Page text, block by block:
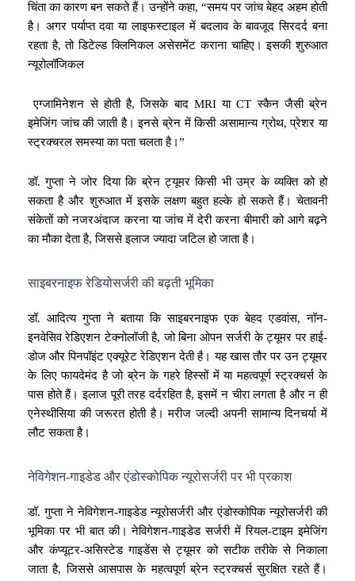
चिंता का कारण बन सकते हैं। उन्होंने कहा, “समय पर जांच बेहद अहम होती
है। अगर पर्याप्त दवा या लाइफस्टाइल में बदलाव के बावजूद सिरदर्द बना
रहता है, तो डिटेल्ड क्लिनिकल असेसमेंट कराना चाहिए। इसकी शुरुआत
न्यूरोलॉजिकल
एग्जामिनेशन से होती है, जिसके बाद MRI या CT स्कैन जैसी ब्रेन
इमेजिंग जांच की जाती है। इनसे ब्रेन में किसी असामान्य ग्रोथ, प्रेशर या
स्ट्रक्चरल समस्या का पता चलता है।”
डॉ. गुप्ता ने जोर दिया कि ब्रेन ट्यूमर किसी भी उम्र के व्यक्ति को हो
सकता है और शुरुआत में इसके लक्षण बहुत हल्के हो सकते हैं। चेतावनी
संकेतों को नजरअंदाज करना या जांच में देरी करना बीमारी को आगे बढ़ने
का मौका देता है, जिससे इलाज ज्यादा जटिल हो जाता है।
साइबरनाइफ रेडियोसर्जरी की बढ़ती भूमिका
डॉ. आदित्य गुप्ता ने बताया कि साइबरनाइफ एक बेहद एडवांस, नॉन-
इनवेसिव रेडिएशन टेक्नोलॉजी है, जो बिना ओपन सर्जरी के ट्यूमर पर हाई-
डोज और पिनपॉइंट एक्यूरेट रेडिएशन देती है। यह खास तौर पर उन ट्यूमर
के लिए फायदेमंद है जो ब्रेन के गहरे हिस्सों में या महत्वपूर्ण स्ट्रक्चर्स के
पास होते हैं। इलाज पूरी तरह दर्दरहित है, इसमें न चीरा लगता है और न ही
एनेस्थीसिया की जरूरत होती है। मरीज जल्दी अपनी सामान्य दिनचर्या में
लौट सकता है।
नेविगेशन-गाइडेड और एंडोस्कोपिक न्यूरोसर्जरी पर भी प्रकाश
डॉ. गुप्ता ने नेविगेशन-गाइडेड न्यूरोसर्जरी और एंडोस्कोपिक न्यूरोसर्जरी की
भूमिका पर भी बात की। नेविगेशन-गाइडेड सर्जरी में रियल-टाइम इमेजिंग
और कंप्यूटर-असिस्टेड गाइडेंस से ट्यूमर को सटीक तरीके से निकाला
जाता है, जिससे आसपास के महत्वपूर्ण ब्रेन स्ट्रक्चर्स सुरक्षित रहते हैं।